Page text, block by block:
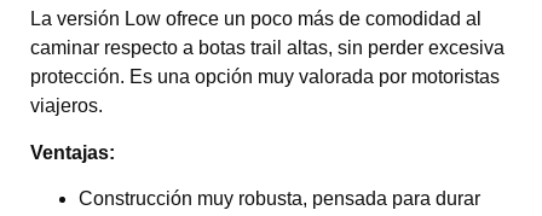
La versión Low ofrece un poco más de comodidad al
caminar respecto a botas trail altas, sin perder excesiva
protección. Es una opción muy valorada por motoristas
viajeros.
Ventajas:
Construcción muy robusta, pensada para durar